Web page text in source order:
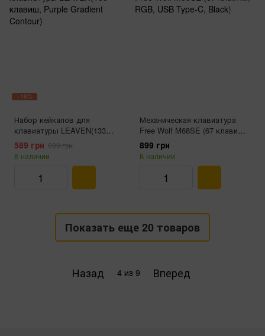
−16%
Набор кейкапов для
клавиатуры LEAVEN(133
клавиш, Purple Gradient
Contour)
589 грн 699 грн
В наличии
Механическая клавиатура
Free Wolf M68SE (67 клавиш,
RGB, USB Type-C, Black)
899 грн
В наличии
Показать еще 20 товаров
Назад 4 из 9 Вперед